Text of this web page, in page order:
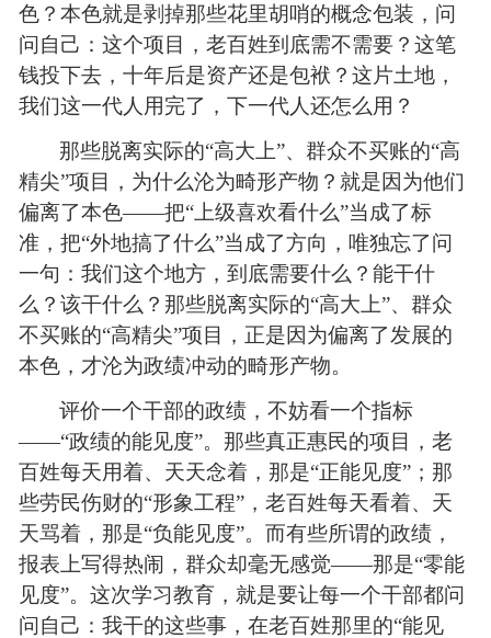
色？本色就是剥掉那些花里胡哨的概念包装，问
问自己：这个项目，老百姓到底需不需要？这笔
钱投下去，十年后是资产还是包袱？这片土地，
我们这一代人用完了，下一代人还怎么用？
那些脱离实际的“高大上”、群众不买账的“高
精尖”项目，为什么沦为畸形产物？就是因为他们
偏离了本色——把“上级喜欢看什么”当成了标
准，把“外地搞了什么”当成了方向，唯独忘了问
一句：我们这个地方，到底需要什么？能干什
么？该干什么？那些脱离实际的“高大上”、群众
不买账的“高精尖”项目，正是因为偏离了发展的
本色，才沦为政绩冲动的畸形产物。
评价一个干部的政绩，不妨看一个指标
——“政绩的能见度”。那些真正惠民的项目，老
百姓每天用着、天天念着，那是“正能见度”；那
些劳民伤财的“形象工程”，老百姓每天看着、天
天骂着，那是“负能见度”。而有些所谓的政绩，
报表上写得热闹，群众却毫无感觉——那是“零能
见度”。这次学习教育，就是要让每一个干部都问
问自己：我干的这些事，在老百姓那里的“能见